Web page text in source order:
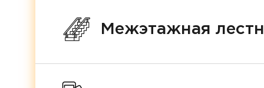
Межэтажная